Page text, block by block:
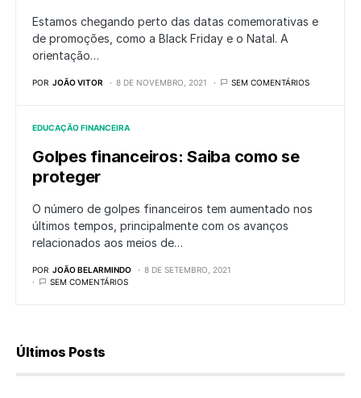
Estamos chegando perto das datas comemorativas e
de promoções, como a Black Friday e o Natal. A
orientação…
POR JOÃO VITOR 8 DE NOVEMBRO, 2021 SEM COMENTÁRIOS
EDUCAÇÃO FINANCEIRA
Golpes financeiros: Saiba como se
proteger
O número de golpes financeiros tem aumentado nos
últimos tempos, principalmente com os avanços
relacionados aos meios de…
POR JOÃO BELARMINDO
8 DE SETEMBRO, 2021
SEM COMENTÁRIOS
Últimos Posts